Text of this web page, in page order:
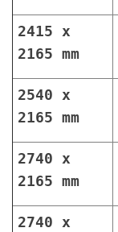
2415 x
2165 mm
2540 x
2165 mm
2740 x
2165 mm
2740 x